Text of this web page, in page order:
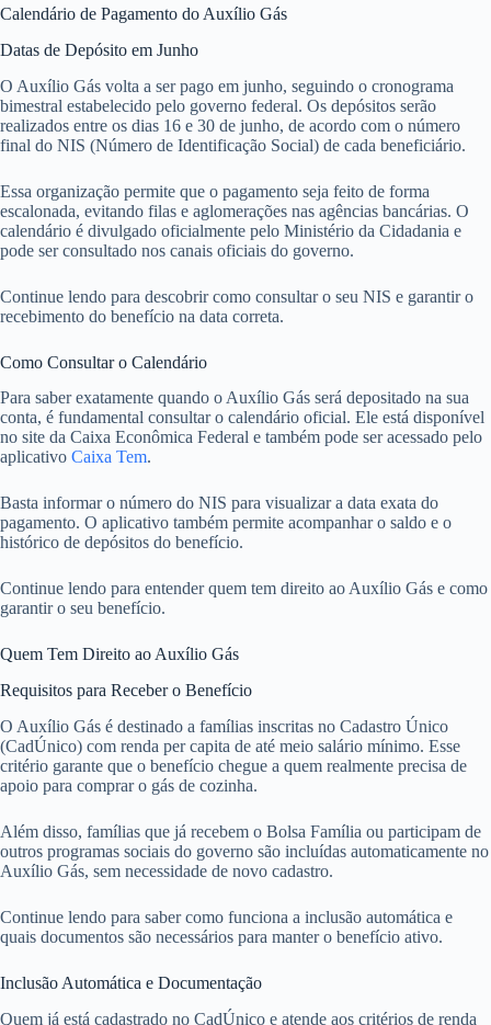
Calendário de Pagamento do Auxílio Gás
Datas de Depósito em Junho
O Auxílio Gás volta a ser pago em junho, seguindo o cronograma
bimestral estabelecido pelo governo federal. Os depósitos serão
realizados entre os dias 16 e 30 de junho, de acordo com o número
final do NIS (Número de Identificação Social) de cada beneficiário.
Essa organização permite que o pagamento seja feito de forma
escalonada, evitando filas e aglomerações nas agências bancárias. O
calendário é divulgado oficialmente pelo Ministério da Cidadania e
pode ser consultado nos canais oficiais do governo.
Continue lendo para descobrir como consultar o seu NIS e garantir o
recebimento do benefício na data correta.
Como Consultar o Calendário
Para saber exatamente quando o Auxílio Gás será depositado na sua
conta, é fundamental consultar o calendário oficial. Ele está disponível
no site da Caixa Econômica Federal e também pode ser acessado pelo
aplicativo Caixa Tem.
Basta informar o número do NIS para visualizar a data exata do
pagamento. O aplicativo também permite acompanhar o saldo e o
histórico de depósitos do benefício.
Continue lendo para entender quem tem direito ao Auxílio Gás e como
garantir o seu benefício.
Quem Tem Direito ao Auxílio Gás
Requisitos para Receber o Benefício
O Auxílio Gás é destinado a famílias inscritas no Cadastro Único
(CadÚnico) com renda per capita de até meio salário mínimo. Esse
critério garante que o benefício chegue a quem realmente precisa de
apoio para comprar o gás de cozinha.
Além disso, famílias que já recebem o Bolsa Família ou participam de
outros programas sociais do governo são incluídas automaticamente no
Auxílio Gás, sem necessidade de novo cadastro.
Continue lendo para saber como funciona a inclusão automática e
quais documentos são necessários para manter o benefício ativo.
Inclusão Automática e Documentação
Quem já está cadastrado no CadÚnico e atende aos critérios de renda